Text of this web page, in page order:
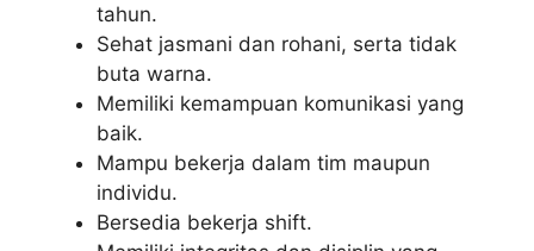
tahun.
Sehat jasmani dan rohani, serta tidak
buta warna.
Memiliki kemampuan komunikasi yang
baik.
Mampu bekerja dalam tim maupun
individu.
Bersedia bekerja shift.